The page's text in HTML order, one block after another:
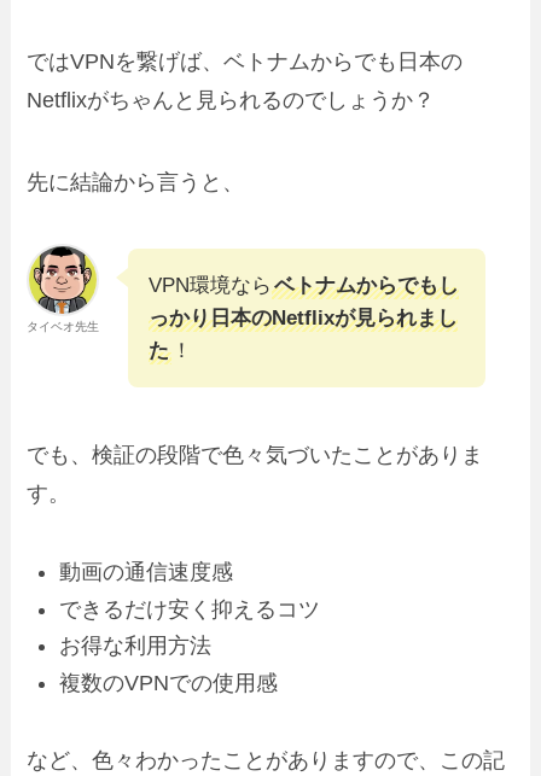
ではVPNを繋げば、ベトナムからでも日本の
Netflixがちゃんと見られるのでしょうか？
先に結論から言うと、
タイベオ先生
VPN環境ならベトナムからでもし
っかり日本のNetflixが見られまし
た ！
でも、検証の段階で色々気づいたことがありま
す。
動画の通信速度感
できるだけ安く抑えるコツ
お得な利用方法
複数のVPNでの使用感
など、色々わかったことがありますので、この記